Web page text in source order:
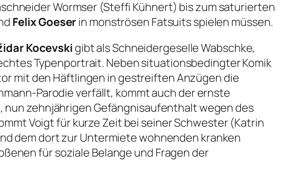
Wormser (Steffi Kühnert) bis zum saturierten
Felix Goeserin monströsen Fatsuits spielen müssen.
Kocevski gibt als Schneidergeselle Wabschke,
Typenportrait. Neben situationsbedingter Komik
mit den Häftlingen in gestreiften Anzügen die
Parodie verfällt, kommt auch der ernste
nun zehnjährigen Gefängnisaufenthalt wegen des
Voigt für kurze Zeit bei seiner Schwester (Katrin
dem dort zur Untermiete wohnenden kranken
für soziale Belange und Fragen der